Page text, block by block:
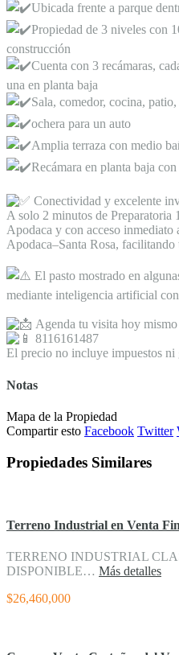
Ubicada frente a parque
Propiedad de 3 niveles con
construcción
Cuenta con 3 recámaras,
una en planta baja
Sala, comedor, cocina,
ochera para un auto
Amplia terraza con medio
Recámara en planta baja
Conectividad y excelente
A solo 2 minutos de Preparatoria
Apodaca y con acceso
Apodaca–Santa Rosa, facilitando
El pasto mostrado en
mediante inteligencia artificial
Agenda tu visita hoy mismo
8116161487
El precio no incluye impuestos ni
Notas
Mapa de la Propiedad
Compartir esto Facebook Twitter
Propiedades Similares
Terreno Industrial en Venta
TERRENO INDUSTRIAL
DISPONIBLE… Más detalles
$26,460,000